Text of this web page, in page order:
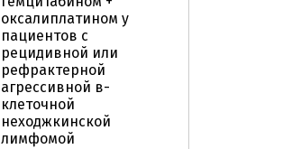
оксалиплатином у
пациентов с
рецидивной или
рефрактерной
агрессивной в-
клеточной
неходжкинской
лимфомой